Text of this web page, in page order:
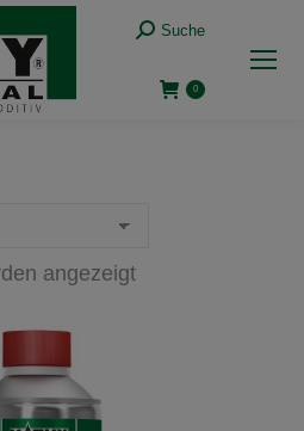
Suche:
Suche
0
angezeigt